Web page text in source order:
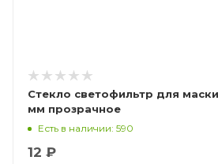
Стекло светофильтр для
мм прозрачное
Есть в наличии: 590
12 ₽